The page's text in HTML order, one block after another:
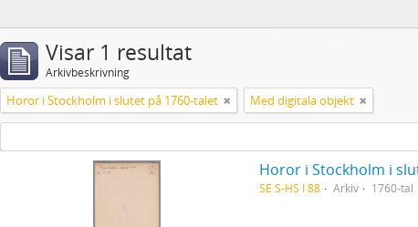
Visar 1 resultat
Arkivbeskrivning
Horor i Stockholm i slutet på 1760-talet Med digitala objekt
Horor i Stockholm i
SE S-HS I 88 Arkiv 1760-tal